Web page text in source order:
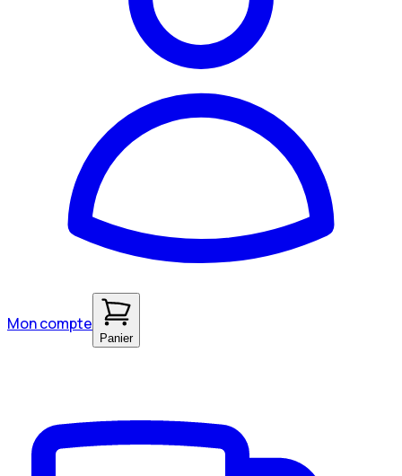
Mon compte
Panier